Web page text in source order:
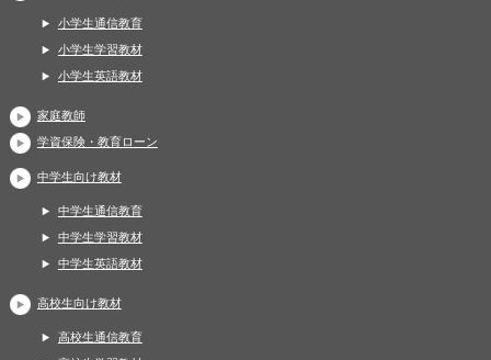
小学生通信教育
小学生学習教材
小学生英語教材
家庭教師
学資保険・教育ローン
中学生向け教材
中学生通信教育
中学生学習教材
中学生英語教材
高校生向け教材
高校生通信教育